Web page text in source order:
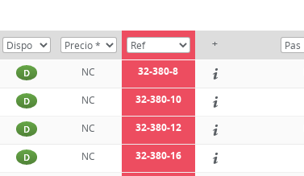
+
D NC 32-380-8
D NC 32-380-10
D NC 32-380-12
D NC 32-380-16